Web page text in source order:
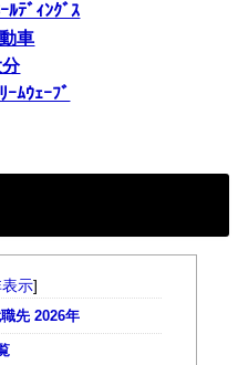
ﾙﾃﾞｨﾝｸﾞｽ
車
分
ｰﾑｳｪｰﾌﾞ
示]
先 2026年